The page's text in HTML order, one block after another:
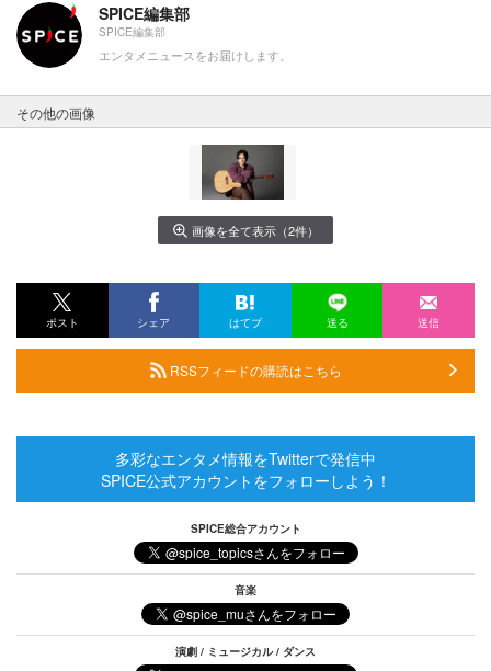
SPICE編集部
SPICE編集部
エンタメニュースをお届けします。
その他の画像
画像を全て表示（2件）
ポスト シェア はてブ 送る 送信
RSSフィードの購読はこちら
多彩なエンタメ情報をTwitterで発信中
SPICE公式アカウントをフォローしよう！
SPICE総合アカウント
音楽
演劇 / ミュージカル / ダンス